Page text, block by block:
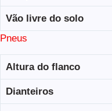
Vão livre do solo
Pneus
Altura do flanco
Dianteiros